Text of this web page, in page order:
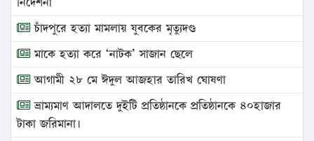
চাঁদপুরে হত্যা মামলায় যুবকের মৃত্যুদণ্ড
মাকে হত্যা করে ‘নাটক’ সাজান ছেলে
আগামী ২৮ মে ঈদুল আজহার তারিখ ঘোষণা
ভ্রাম্যমাণ আদালতে দুইটি প্রতিষ্ঠানকে প্রতিষ্ঠানকে ৪০হাজার
টাকা জরিমানা।